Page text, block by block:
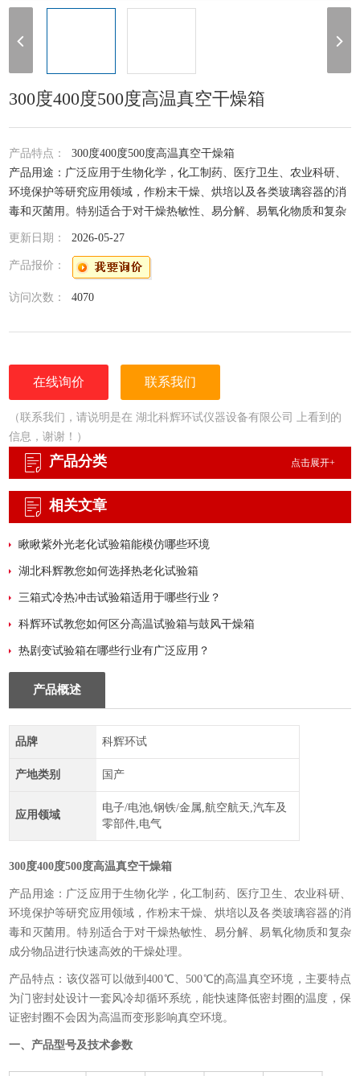
300度400度500度高温真空干燥箱
产品特点：300度400度500度高温真空干燥箱
产品用途：广泛应用于生物化学，化工制药、医疗卫生、农业科研、
环境保护等研究应用领域，作粉末干燥、烘培以及各类玻璃容器的消
毒和灭菌用。特别适合于对干燥热敏性、易分解、易氧化物质和复杂
成分物品进行快速高效的干燥处理。
更新日期：2026-05-27
产品报价：
访问次数：4070
在线询价 联系我们
（联系我们，请说明是在 湖北科辉环试仪器设备有限公司 上看到的
信息，谢谢！）
产品分类 点击展开+
相关文章
瞅瞅紫外光老化试验箱能模仿哪些环境
湖北科辉教您如何选择热老化试验箱
三箱式冷热冲击试验箱适用于哪些行业？
科辉环试教您如何区分高温试验箱与鼓风干燥箱
热剧变试验箱在哪些行业有广泛应用？
产品概述
品牌 科辉环试
产地类别 国产
应用领域
电子/电池,钢铁/金属,航空航天,汽车及
零部件,电气
300度400度500度高温真空干燥箱
产品用途：广泛应用于生物化学，化工制药、医疗卫生、农业科研、
环境保护等研究应用领域，作粉末干燥、烘培以及各类玻璃容器的消
毒和灭菌用。特别适合于对干燥热敏性、易分解、易氧化物质和复杂
成分物品进行快速高效的干燥处理。
产品特点：该仪器可以做到400℃、500℃的高温真空环境，主要特点
为门密封处设计一套风冷却循环系统，能快速降低密封圈的温度，保
证密封圈不会因为高温而变形影响真空环境。
一、产品型号及技术参数